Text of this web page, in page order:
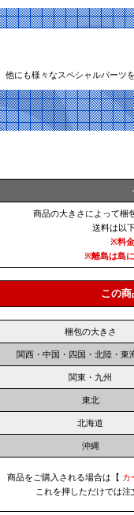
他にも様々なスペシャルパーツ
商品の大きさによって梱
送料は以
※料
※離島は島
この
梱包の大きさ
関西・中国・四国・北陸・東
関東・九州
東北
北海道
沖縄
商品をご購入される場合は【 カ
これを押しただけでは